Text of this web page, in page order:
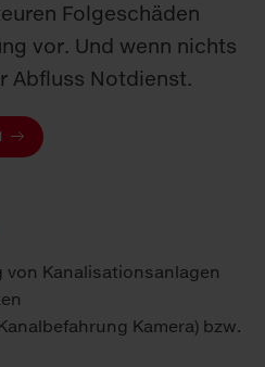
Fol­ge­schä­den
vor. Und wenn nichts
Ab­fluss Not­dienst.
Kanalisationsanlagen
Kamera) bzw.